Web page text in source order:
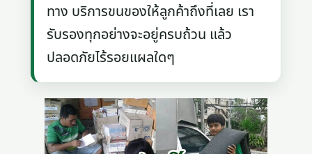
ทาง บริการขนของให้ลูกค้าถึงที่เลย เรา
รับรองทุกอย่างจะอยู่ครบถ้วน แล้ว
ปลอดภัยไร้รอยแผลใดๆ